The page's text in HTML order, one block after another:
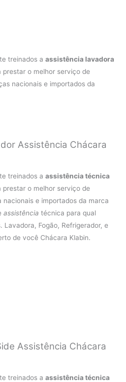
treinados aassistência lavadora
prestar o melhor serviço de
nacionais e importados da
Assistência Chácara
treinados aassistência técnica
prestar o melhor serviço de
e importados da marca
assistência técnica para qual
Lavadora, Fogão, Refrigerador, e
de você Chácara Klabin.
Assistência Chácara
treinados aassistência técnica